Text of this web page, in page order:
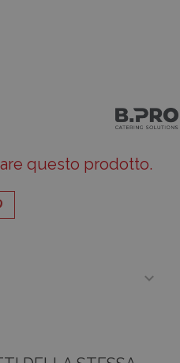
questo prodotto.
